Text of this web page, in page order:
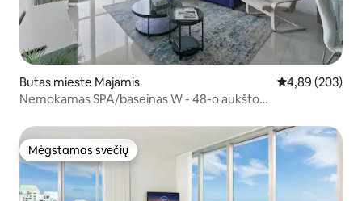
Butas mieste Majamis Vidutinis
4,89 (203)
Nemokamas SPA/baseinas W - 48-o aukšto
Mėgstamas svečių
Mėgstamas svečių